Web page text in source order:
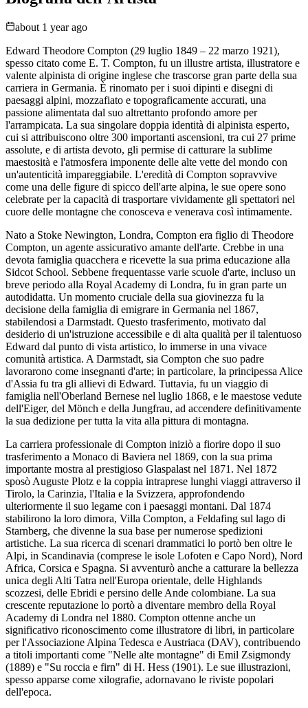
about 1 year ago
Edward Theodore Compton (29 luglio 1849 – 22 marzo 1921),
spesso citato come E. T. Compton, fu un illustre artista, illustratore e
valente alpinista di origine inglese che trascorse gran parte della sua
carriera in Germania. È rinomato per i suoi dipinti e disegni di
paesaggi alpini, mozzafiato e topograficamente accurati, una
passione alimentata dal suo altrettanto profondo amore per
l'arrampicata. La sua singolare doppia identità di alpinista esperto,
cui si attribuiscono oltre 300 importanti ascensioni, tra cui 27 prime
assolute, e di artista devoto, gli permise di catturare la sublime
maestosità e l'atmosfera imponente delle alte vette del mondo con
un'autenticità impareggiabile. L'eredità di Compton sopravvive
come una delle figure di spicco dell'arte alpina, le sue opere sono
celebrate per la capacità di trasportare vividamente gli spettatori nel
cuore delle montagne che conosceva e venerava così intimamente.
Nato a Stoke Newington, Londra, Compton era figlio di Theodore
Compton, un agente assicurativo amante dell'arte. Crebbe in una
devota famiglia quacchera e ricevette la sua prima educazione alla
Sidcot School. Sebbene frequentasse varie scuole d'arte, incluso un
breve periodo alla Royal Academy di Londra, fu in gran parte un
autodidatta. Un momento cruciale della sua giovinezza fu la
decisione della famiglia di emigrare in Germania nel 1867,
stabilendosi a Darmstadt. Questo trasferimento, motivato dal
desiderio di un'istruzione accessibile e di alta qualità per il talentuoso
Edward dal punto di vista artistico, lo immerse in una vivace
comunità artistica. A Darmstadt, sia Compton che suo padre
lavorarono come insegnanti d'arte; in particolare, la principessa Alice
d'Assia fu tra gli allievi di Edward. Tuttavia, fu un viaggio di
famiglia nell'Oberland Bernese nel luglio 1868, e le maestose vedute
dell'Eiger, del Mönch e della Jungfrau, ad accendere definitivamente
la sua dedizione per tutta la vita alla pittura di montagna.
La carriera professionale di Compton iniziò a fiorire dopo il suo
trasferimento a Monaco di Baviera nel 1869, con la sua prima
importante mostra al prestigioso Glaspalast nel 1871. Nel 1872
sposò Auguste Plotz e la coppia intraprese lunghi viaggi attraverso il
Tirolo, la Carinzia, l'Italia e la Svizzera, approfondendo
ulteriormente il suo legame con i paesaggi montani. Dal 1874
stabilirono la loro dimora, Villa Compton, a Feldafing sul lago di
Starnberg, che divenne la sua base per numerose spedizioni
artistiche. La sua ricerca di scenari drammatici lo portò ben oltre le
Alpi, in Scandinavia (comprese le isole Lofoten e Capo Nord), Nord
Africa, Corsica e Spagna. Si avventurò anche a catturare la bellezza
unica degli Alti Tatra nell'Europa orientale, delle Highlands
scozzesi, delle Ebridi e persino delle Ande colombiane. La sua
crescente reputazione lo portò a diventare membro della Royal
Academy di Londra nel 1880. Compton ottenne anche un
significativo riconoscimento come illustratore di libri, in particolare
per l'Associazione Alpina Tedesca e Austriaca (DAV), contribuendo
a titoli importanti come "Nelle alte montagne" di Emil Zsigmondy
(1889) e "Su roccia e firn" di H. Hess (1901). Le sue illustrazioni,
spesso apparse come xilografie, adornavano le riviste popolari
dell'epoca.